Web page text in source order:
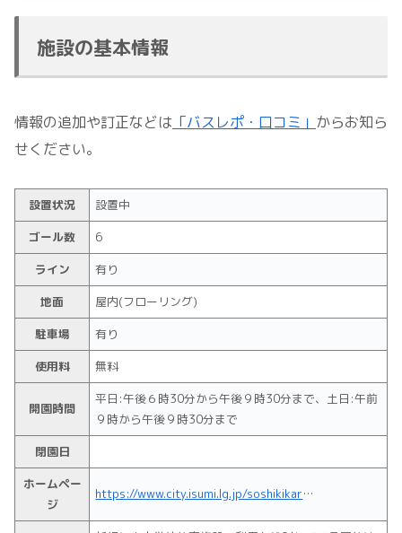
施設の基本情報
情報の追加や訂正などは 「バスレポ・口コミ」 からお知ら
せください。
設置状況
設置中
ゴール数
6
ライン
有り
地面
屋内(フローリング)
駐車場
有り
使用料
無料
開園時間
平日:午後６時30分から午後９時30分まで、土日:午前
９時から午後９時30分まで
閉園日
ホームペー
ジ
https://www.city.isumi.lg.jp/soshikikarasagasu/shogaigakushuka/social_physical_ed/1449.html